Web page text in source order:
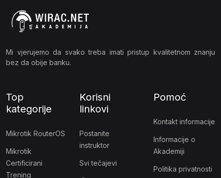
Mi vjerujemo da svako treba imati pristup kvalitetnom znanju
bez da obije banku.
Top
kategorije
Mikrotik RouterOS
Mikrotik
Certificirani
Trening
Korisni
linkovi
Postanite
instruktor
Svi tečajevi
Pomoć
Kontakt informacije
Informacije o
Akademiji
Politika privatnosti